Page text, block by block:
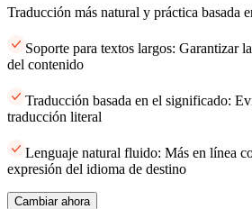
Traducción más natural y práctica basada
Soporte para textos largos: Garantizar
del contenido
Traducción basada en el significado:
traducción literal
Lenguaje natural fluido: Más en línea
expresión del idioma de destino
Cambiar ahora